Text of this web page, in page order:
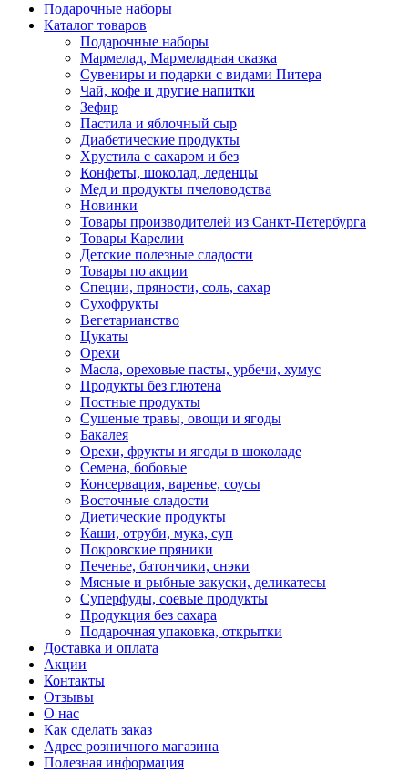
Подарочные наборы
Каталог товаров
Подарочные наборы
Мармелад, Мармеладная сказка
Сувениры и подарки с видами Питера
Чай, кофе и другие напитки
Зефир
Пастила и яблочный сыр
Диабетические продукты
Хрустила с сахаром и без
Конфеты, шоколад, леденцы
Мед и продукты пчеловодства
Новинки
Товары производителей из Санкт-Петербурга
Товары Карелии
Детские полезные сладости
Товары по акции
Специи, пряности, соль, сахар
Сухофрукты
Вегетарианство
Цукаты
Орехи
Масла, ореховые пасты, урбечи, хумус
Продукты без глютена
Постные продукты
Сушеные травы, овощи и ягоды
Бакалея
Орехи, фрукты и ягоды в шоколаде
Семена, бобовые
Консервация, варенье, соусы
Восточные сладости
Диетические продукты
Каши, отруби, мука, суп
Покровские пряники
Печенье, батончики, снэки
Мясные и рыбные закуски, деликатесы
Суперфуды, соевые продукты
Продукция без сахара
Подарочная упаковка, открытки
Доставка и оплата
Акции
Контакты
Отзывы
О нас
Как сделать заказ
Адрес розничного магазина
Полезная информация